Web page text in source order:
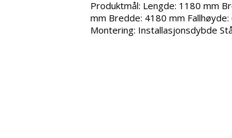
Produktmål: Lengde: 1180 mm
mm Bredde: 4180 mm
Montering: Installasjonsdybde